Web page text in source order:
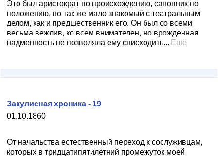
Это был аристократ по происхождению, сановник по
положению, но так же мало знакомый с театральным
делом, как и предшественник его. Он был со всеми
весьма вежлив, ко всем внимателен, но врожденная
надменность не позволяла ему снисходить... Ещё
01.10.1860
Закулисная хроника - 19
От начальства естественный переход к сослуживцам,
которых в тридцатипятилетний промежуток моей